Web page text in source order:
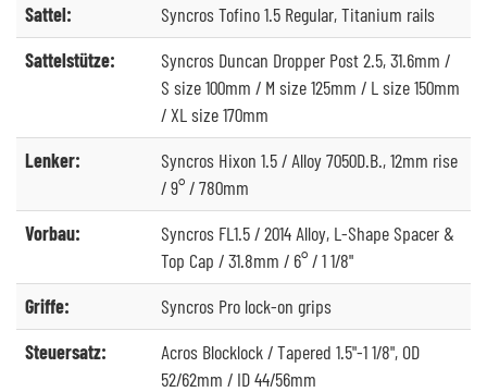
Sattel:
Syncros Tofino 1.5 Regular, Titanium rails
Sattelstütze:
Syncros Duncan Dropper Post 2.5, 31.6mm /
S size 100mm / M size 125mm / L size 150mm
/ XL size 170mm
Lenker:
Syncros Hixon 1.5 / Alloy 7050D.B., 12mm rise
/ 9° / 780mm
Vorbau:
Syncros FL1.5 / 2014 Alloy, L-Shape Spacer &
Top Cap / 31.8mm / 6° / 1 1/8"
Griffe:
Syncros Pro lock-on grips
Steuersatz:
Acros Blocklock / Tapered 1.5"-1 1/8", OD
52/62mm / ID 44/56mm